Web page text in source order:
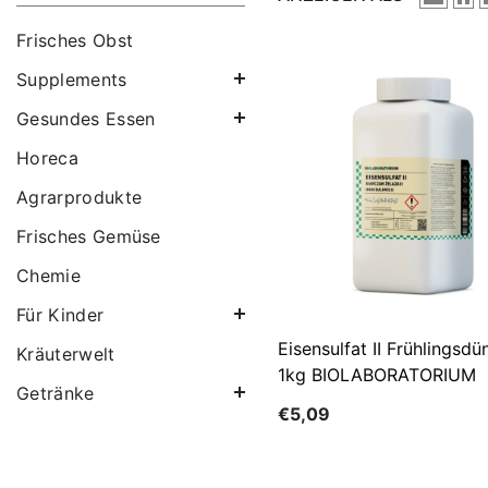
Frisches Obst
Supplements
Gesundes Essen
Horeca
Agrarprodukte
Frisches Gemüse
Chemie
Für Kinder
Kräuterwelt
Getränke
Eisensulfat II
1kg BIOLABORATORIUM
€5,09